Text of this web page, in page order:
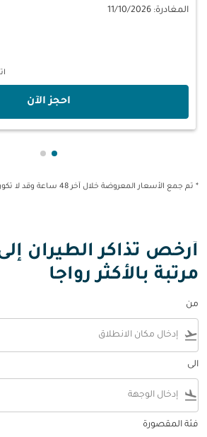
المغادرة: 11/10/2026
‫احجز الآن‬
* تم جمع الأسعار المعروضة خلال آخر 48 ساعة وقد لا تكون متاحة وقت الحجز.
أرخص تذاكر الطيران
مرتبة بالأكثر رواجا
من
flight_takeoff
الى
flight_land
فئة المقصورة